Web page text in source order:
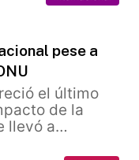
pese a
el último
de la
llevó a…